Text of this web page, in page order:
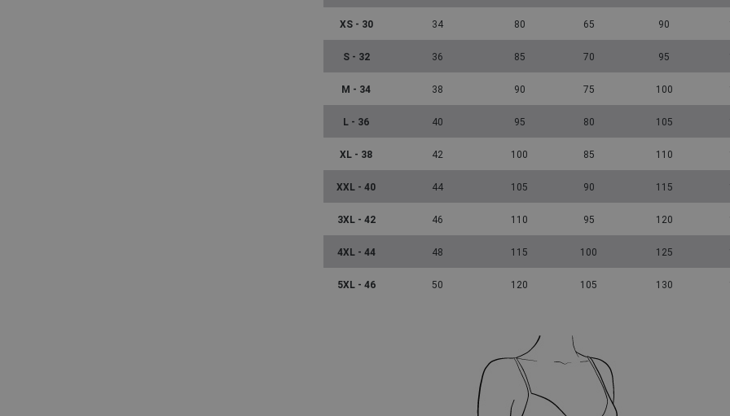
XS - 30 34 80 65 90
S - 32 36 85 70 95
M - 34 38 90 75 100
L - 36 40 95 80 105
XL - 38 42 100 85 110
XXL - 40 44 105 90 115
3XL - 42 46 110 95 120
4XL - 44 48 115 100 125
5XL - 46 50 120 105 130